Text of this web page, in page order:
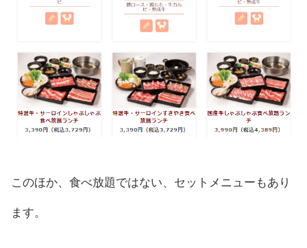
このほか、食べ放題ではない、セットメニューもあり
ます。